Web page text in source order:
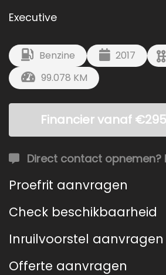
Executive
Benzine 2017
99.078 KM
Financier vanaf
Direct contact opnemen?
Proefrit aanvragen
Check beschikbaarheid
Inruilvoorstel aanvragen
Offerte aanvragen